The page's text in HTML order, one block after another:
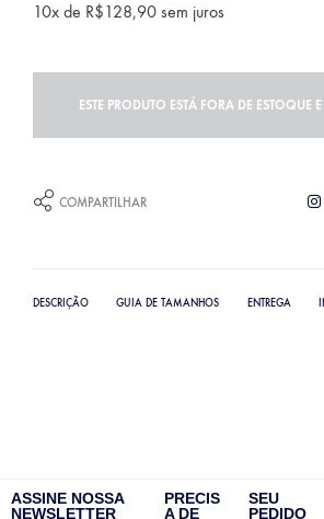
10x de R$128,90 sem juros
ESTE PRODUTO ESTÁ FORA DE ESTOQUE
COMPARTILHAR
DESCRIÇÃO GUIA DE TAMANHOS ENTREGA
ASSINE NOSSA
NEWSLETTER
PRECIS
A DE
SEU
PEDIDO